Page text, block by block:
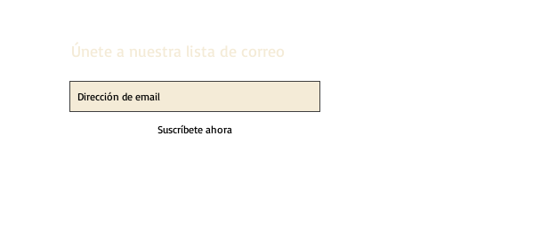
Únete a nuestra lista de correo
Suscríbete ahora